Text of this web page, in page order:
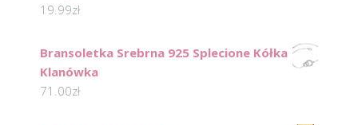
19.99zł
Bransoletka Srebrna 925 Splecione Kółka
Klanówka
71.00zł